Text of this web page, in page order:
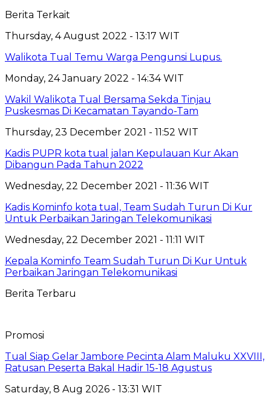
Berita Terkait
Thursday, 4 August 2022 - 13:17 WIT
Walikota Tual Temu Warga Pengunsi Lupus.
Monday, 24 January 2022 - 14:34 WIT
Wakil Walikota Tual Bersama Sekda Tinjau
Puskesmas Di Kecamatan Tayando-Tam
Thursday, 23 December 2021 - 11:52 WIT
Kadis PUPR kota tual jalan Kepulauan Kur Akan
Dibangun Pada Tahun 2022
Wednesday, 22 December 2021 - 11:36 WIT
Kadis Kominfo kota tual, Team Sudah Turun Di Kur
Untuk Perbaikan Jaringan Telekomunikasi
Wednesday, 22 December 2021 - 11:11 WIT
Kepala Kominfo Team Sudah Turun Di Kur Untuk
Perbaikan Jaringan Telekomunikasi
Berita Terbaru
Promosi
Tual Siap Gelar Jambore Pecinta Alam Maluku XXVIII,
Ratusan Peserta Bakal Hadir 15-18 Agustus
Saturday, 8 Aug 2026 - 13:31 WIT